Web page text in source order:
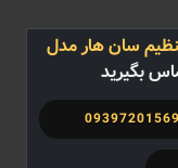
سان هار مدل
بگیرید
09397201569